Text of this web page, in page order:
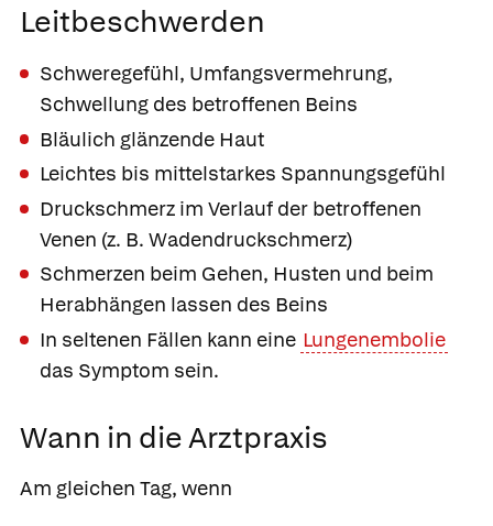
Leitbeschwerden
Schweregefühl, Umfangsvermehrung,
Schwellung des betroffenen Beins
Bläulich glänzende Haut
Leichtes bis mittelstarkes Spannungsgefühl
Druckschmerz im Verlauf der betroffenen
Venen (z. B. Wadendruckschmerz)
Schmerzen beim Gehen, Husten und beim
Herabhängen lassen des Beins
In seltenen Fällen kann eine Lungenembolie
das Symptom sein.
Wann in die Arztpraxis
Am gleichen Tag, wenn